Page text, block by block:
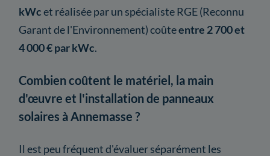
kWcet réalisée par un spécialiste RGE (Reconnu
Garant de l'Environnement) coûteentre 2 700 et
4 000 € par kWc.
Combien coûtent le matériel, la main
d'œuvre et l'installation de panneaux
solaires à Annemasse ?
Il est peu fréquent d'évaluer séparément les